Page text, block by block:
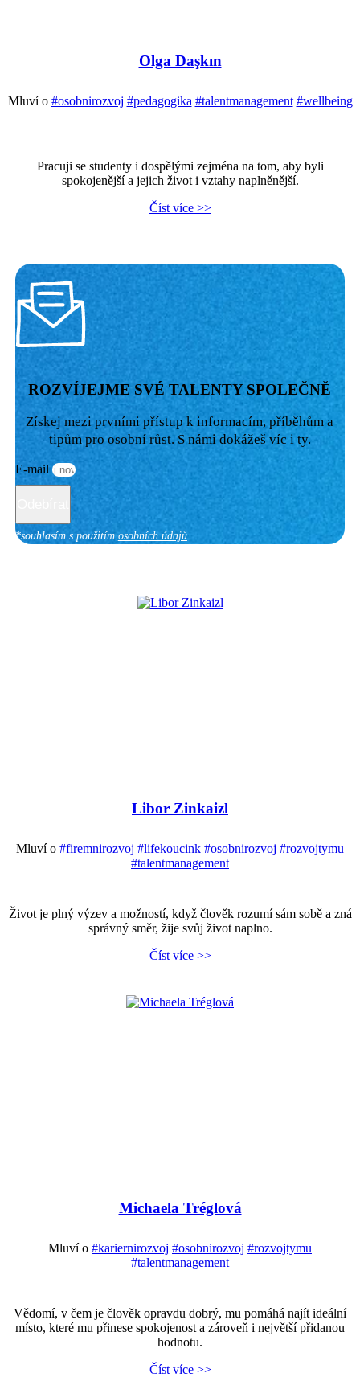
Olga Daşkın
Mluví o #osobnirozvoj #pedagogika #talentmanagement #wellbeing
Pracuji se studenty i dospělými zejména na tom, aby byli
spokojenější a jejich život i vztahy naplněnější.
Číst více >>
ROZVÍJEJME SVÉ TALENTY SPOLEČNĚ
Získej mezi prvními přístup k informacím, příběhům a
tipům pro osobní růst. S námi dokážeš víc i ty.
E-mail
*souhlasím s použitím osobních údajů
Libor Zinkaizl
Mluví o #firemnirozvoj #lifekoucink #osobnirozvoj #rozvojtymu
#talentmanagement
Život je plný výzev a možností, když člověk rozumí sám sobě a zná
správný směr, žije svůj život naplno.
Číst více >>
Michaela Tréglová
Mluví o #kariernirozvoj #osobnirozvoj #rozvojtymu
#talentmanagement
Vědomí, v čem je člověk opravdu dobrý, mu pomáhá najít ideální
místo, které mu přinese spokojenost a zároveň i největší přidanou
hodnotu.
Číst více >>